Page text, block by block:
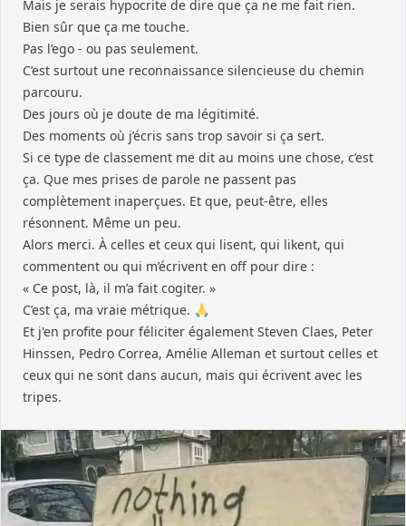
Mais je serais hypocrite de dire que ça ne me fait rien.
Bien sûr que ça me touche.
Pas l’ego - ou pas seulement.
C’est surtout une reconnaissance silencieuse du chemin
parcouru.
Des jours où je doute de ma légitimité.
Des moments où j’écris sans trop savoir si ça sert.
Si ce type de classement me dit au moins une chose, c’est
ça. Que mes prises de parole ne passent pas
complètement inaperçues. Et que, peut-être, elles
résonnent. Même un peu.
Alors merci. À celles et ceux qui lisent, qui likent, qui
commentent ou qui m’écrivent en off pour dire :
« Ce post, là, il m’a fait cogiter. »
C’est ça, ma vraie métrique. 🙏
Et j'en profite pour féliciter également Steven Claes, Peter
Hinssen, Pedro Correa, Amélie Alleman et surtout celles et
ceux qui ne sont dans aucun, mais qui écrivent avec les
tripes.